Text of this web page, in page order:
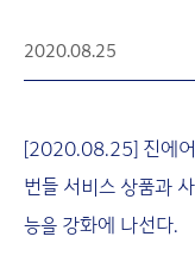
2020.08.25
[2020.08.25] 진에
번들 서비스 상품과
능을 강화에 나선다.